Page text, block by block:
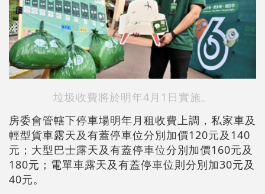
垃圾收費將於明年4月1日實施。
房委會管轄下停車場明年月租收費上調，私家車及
輕型貨車露天及有蓋停車位分別加價120元及140
元；大型巴士露天及有蓋停車位分別加價160元及
180元；電單車露天及有蓋停車位則分別加30元及
40元。